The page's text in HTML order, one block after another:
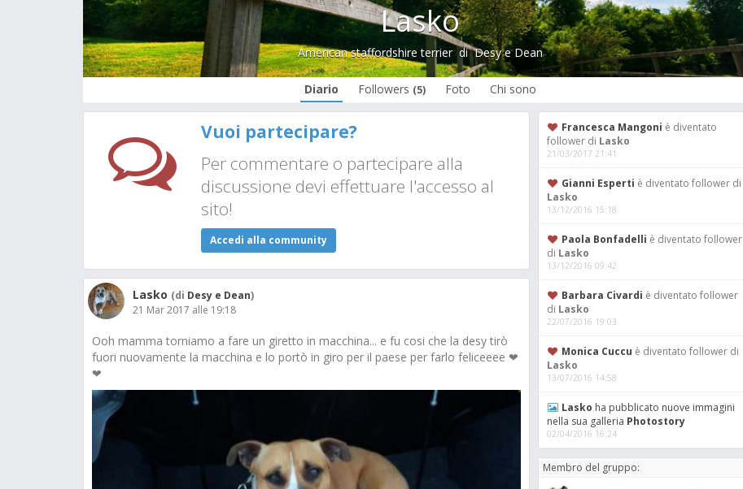
Lasko
American staffordshire terrierdiDesy e Dean
Diario Followers (5) Foto Chi sono
Vuoi partecipare?
Per commentare o partecipare alla
discussione devi effettuare l'accesso al
sito!
Accedi alla community
Lasko (di Desy e Dean)
21 Mar 2017 alle 19:18
Ooh mamma torniamo a fare un giretto in macchina... e fu cosi che la desy tirò
fuori nuovamente la macchina e lo portò in giro per il paese per farlo feliceeee ❤
❤
Francesca Mangoni è diventato
follower di Lasko
21/03/2017 21:41
Gianni Esperti è diventato follower di
Lasko
13/12/2016 15:18
Paola Bonfadelli è diventato follower
di Lasko
13/12/2016 09:42
Barbara Civardi è diventato follower
di Lasko
22/07/2016 19:03
Monica Cuccu è diventato follower di
Lasko
13/07/2016 14:58
Lasko ha pubblicato nuove immagini
nella sua galleria Photostory
02/04/2016 16:24
Membro del gruppo: